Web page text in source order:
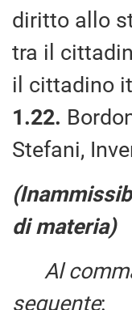
diritto allo
tra il
il cittadino
1.22.
Stefani,
di materia)
Al
seguente: